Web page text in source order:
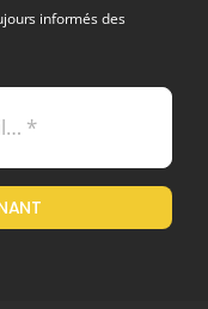
et de retours
informés des